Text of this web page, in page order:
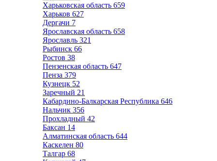
Харьковская область 659
Харьков 627
Дергачи 7
Ярославская область 658
Ярославль 321
Рыбинск 66
Ростов 38
Пензенская область 647
Пенза 379
Кузнецк 52
Заречный 21
Кабардино-Балкарская Республика 646
Нальчик 356
Прохладный 42
Баксан 14
Алматинская область 644
Каскелен 80
Талгар 68